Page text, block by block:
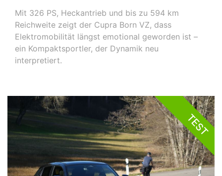
Mit 326 PS, Heckantrieb und bis zu 594 km
Reichweite zeigt der Cupra Born VZ, dass
Elektromobilität längst emotional geworden ist –
ein Kompaktsportler, der Dynamik neu
interpretiert.
TEST